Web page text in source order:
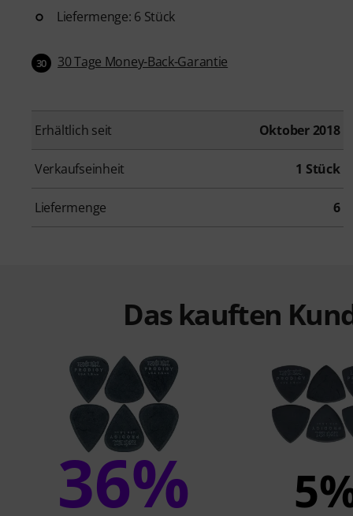
Liefermenge: 6 Stück
30 30 Tage Money-Back-Garantie
Erhältlich seit Oktober 2018
Verkaufseinheit 1 Stück
Liefermenge 6
Das kauften
36%